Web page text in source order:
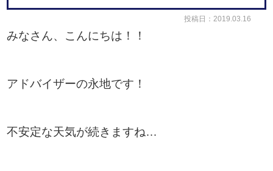
投稿日：2019.03.16
みなさん、こんにちは！！
アドバイザーの永地です！
不安定な天気が続きますね…